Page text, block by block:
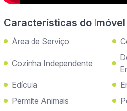
Características do Imóvel
Área de Serviço
Cozinha Independente
Edícula
Permite Animais